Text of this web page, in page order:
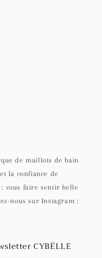
de maillots de bain
la confiance de
vous faire sentir belle
nous sur Instagram :
CYBËLLE